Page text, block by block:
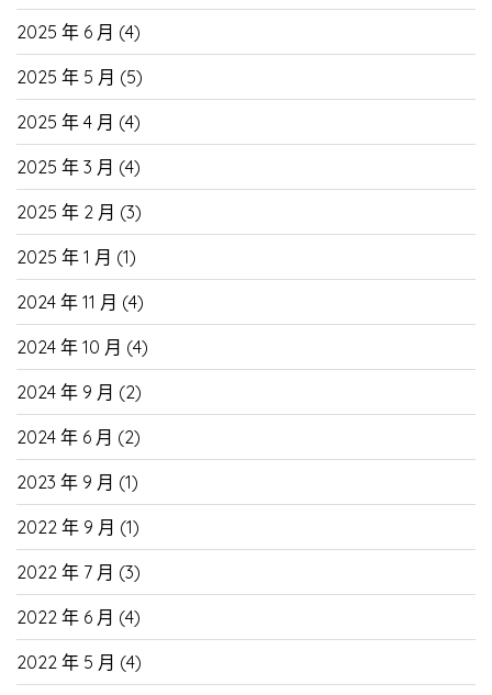
2025 年 6 月 (4)
2025 年 5 月 (5)
2025 年 4 月 (4)
2025 年 3 月 (4)
2025 年 2 月 (3)
2025 年 1 月 (1)
2024 年 11 月 (4)
2024 年 10 月 (4)
2024 年 9 月 (2)
2024 年 6 月 (2)
2023 年 9 月 (1)
2022 年 9 月 (1)
2022 年 7 月 (3)
2022 年 6 月 (4)
2022 年 5 月 (4)